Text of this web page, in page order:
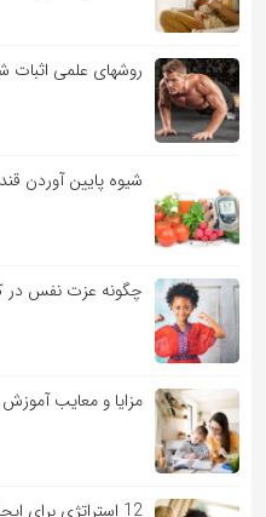
روشهای علمی
شیوه پایین آوردن
چگونه عزت نفس در
مزایا و معایب
12 استراتژی برای ایجاد انگیزه در کودک برای یادگیری